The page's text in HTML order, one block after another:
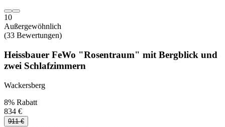
10
Außergewöhnlich
(33 Bewertungen)
Heissbauer FeWo "Rosentraum" mit Bergblick und
zwei Schlafzimmern
Wackersberg
8% Rabatt
834 €
911 €